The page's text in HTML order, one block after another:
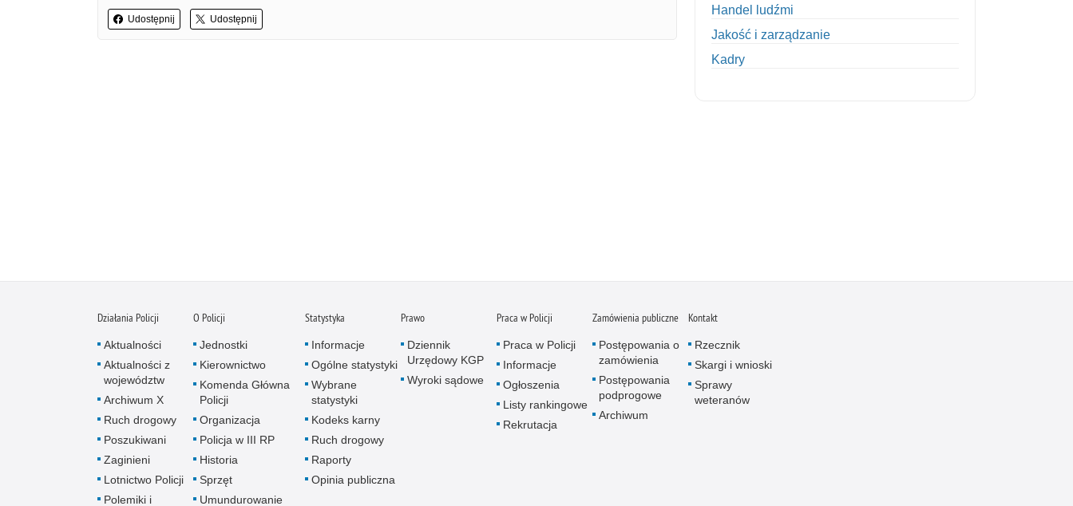
Udostępnij Udostępnij
Handel ludźmi
Jakość i zarządzanie
Kadry
Nietrzeźwi kierujący
Nietrzeźwi opiekunowie
Działania Policji
Aktualności
Aktualności z
województw
Archiwum X
Ruch drogowy
Poszukiwani
Zaginieni
Lotnictwo Policji
Polemiki i
O Policji
Jednostki
Kierownictwo
Komenda Główna
Policji
Organizacja
Policja w III RP
Historia
Sprzęt
Umundurowanie
Statystyka
Informacje
Ogólne statystyki
Wybrane
statystyki
Kodeks karny
Ruch drogowy
Raporty
Opinia publiczna
Prawo
Dziennik
Urzędowy KGP
Wyroki sądowe
Praca w Policji
Praca w Policji
Informacje
Ogłoszenia
Listy rankingowe
Rekrutacja
Zamówienia publiczne
Postępowania o
zamówienia
Postępowania
podprogowe
Archiwum
Kontakt
Rzecznik
Skargi i wnioski
Sprawy
weteranów